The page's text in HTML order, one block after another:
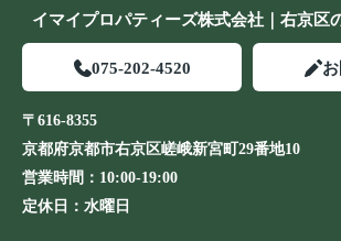
イマイプロパティーズ株式会社｜右京区
075-202-4520
〒616-8355
京都府京都市右京区嵯峨新宮町29番地10
営業時間： 10:00-19:00
定休日： 水曜日